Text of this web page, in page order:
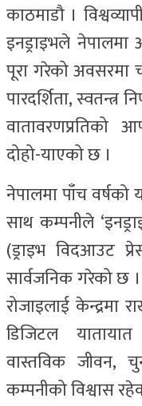
काठमाडौ‌ ।
इनड्राइभले
पूरा गरेको अवसरमा
पारदर्शिता, स्वतन्त्र
वातावरणप्रतिको
दोहो-याएको छ ।
नेपालमा पाँच वर्षको
साथ कम्पनीले
(ड्राइभ विदआउट
सार्वजनिक गरेको छ
रोजाइलाई केन्द्रमा
डिजिटल
वास्तविक जीवन,
कम्पनीको विश्वास